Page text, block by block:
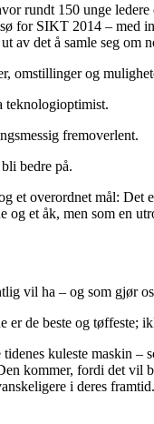
rundt 150 unge
for SIKT 2014 –
av det å samle seg
og
teknologioptimist.
fremoverlent.
bedre på.
et overordnet mål:
et åk, men som en
vil ha – og som gjør
de beste og
kuleste maskin
kommer, fordi det
i deres